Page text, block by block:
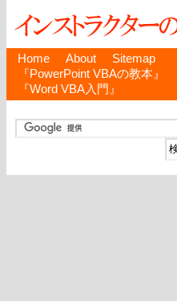
Home About Sitemap
『PowerPoint VBAの教本』
『Word VBA入門』